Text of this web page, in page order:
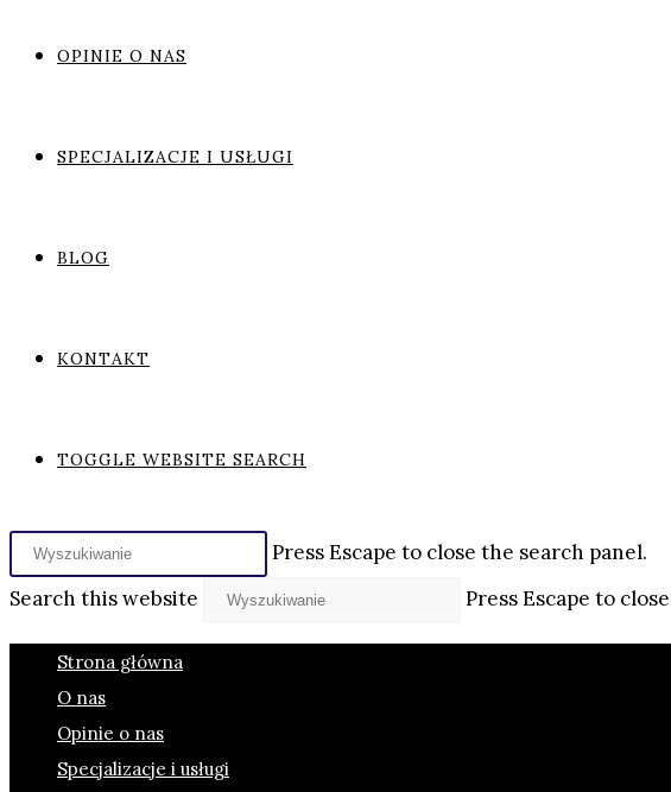
OPINIE O NAS
SPECJALIZACJE I USŁUGI
BLOG
KONTAKT
TOGGLE WEBSITE SEARCH
Press Escape to close the search panel.
Search this website
Press Escape to
Strona główna
O nas
Opinie o nas
Specjalizacje i usługi